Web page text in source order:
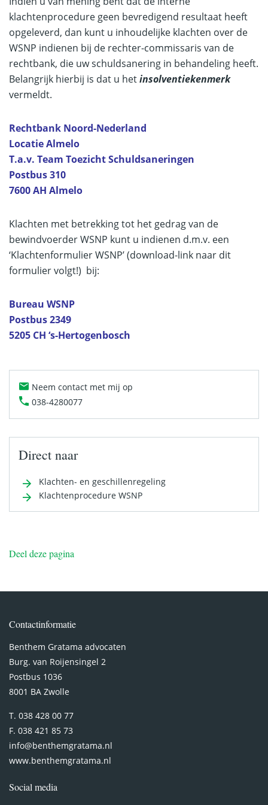
klachtenprocedure geen bevredigend resultaat heeft
opgeleverd, dan kunt u inhoudelijke klachten over de
WSNP indienen bij de rechter-commissaris van de
rechtbank, die uw schuldsanering in behandeling heeft.
Belangrijk hierbij is dat u hetinsolventiekenmerk
vermeldt.
Rechtbank Noord-Nederland
Locatie Almelo
T.a.v. Team Toezicht Schuldsaneringen
Postbus 310
7600 AH Almelo
Klachten met betrekking tot het gedrag van de
bewindvoerder WSNP kunt u indienen d.m.v. een
‘Klachtenformulier WSNP’ (download-link naar dit
formulier volgt!) bij:
Bureau WSNP
Postbus 2349
5205 CH ‘s-Hertogenbosch
Neem contact met mij op
038-4280077
Direct naar
Klachten- en geschillenregeling
Klachtenprocedure WSNP
Deel deze pagina
Contactinformatie
Benthem Gratama advocaten
Burg. van Roijensingel 2
Postbus 1036
8001 BA Zwolle
T. 038 428 00 77
F. 038 421 85 73
info@benthemgratama.nl
www.benthemgratama.nl
Social media